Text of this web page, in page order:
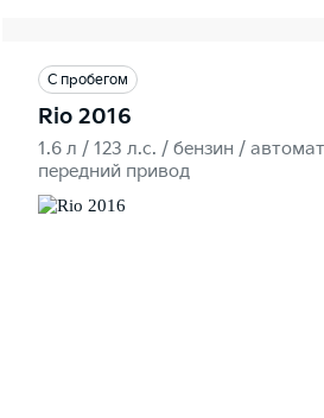
С пробегом
Rio 2016
1.6 л / 123 л.c. / бензин /
передний привод